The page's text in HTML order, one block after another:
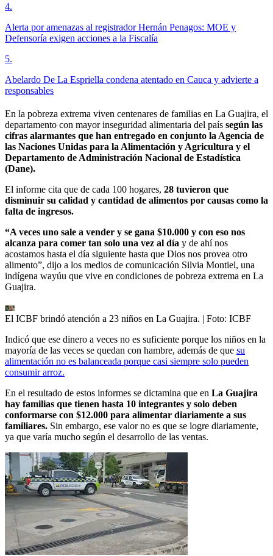
4.
Alerta por amenazas al registrador Hernán Penagos: MOE y
Defensoría exigen acciones a la Fiscalía
5.
Abelardo De La Espriella condena atentado en Cauca y advierte a
responsables
En la pobreza extrema viven centenares de familias en La Guajira, el
departamento con mayor inseguridad alimentaria del país según las
cifras alarmantes que han entregado en conjunto la Agencia de
las Naciones Unidas para la Alimentación y Agricultura y el
Departamento de Administración Nacional de Estadística
(Dane).
El informe cita que de cada 100 hogares, 28 tuvieron que
disminuir su calidad y cantidad de alimentos por causas como la
falta de ingresos.
“A veces uno sale a vender y se gana $10.000 y con eso nos
alcanza para comer tan solo una vez al día y de ahí nos
acostamos hasta el día siguiente hasta que Dios nos provea otro
alimento”, dijo a los medios de comunicación Silvia Montiel, una
indígena wayúu que vive en condiciones de pobreza extrema en La
Guajira.
El ICBF brindó atención a 23 niños en La Guajira. | Foto: ICBF
Indicó que ese dinero a veces no es suficiente porque los niños en la
mayoría de las veces se quedan con hambre, además de que su
alimentación no es balanceada porque casi siempre solo pueden
consumir arroz.
En el resultado de estos informes se dictamina que en La Guajira
hay familias que tienen hasta 10 integrantes y solo deben
conformarse con $12.000 para alimentar diariamente a sus
familiares. Sin embargo, ese valor no es que se logre diariamente,
ya que varía mucho según el desarrollo de las ventas.